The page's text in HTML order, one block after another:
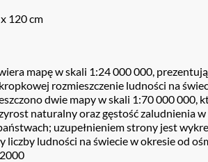
120 cm
mapę w skali 1:24 000 000,
rozmieszczenie ludności na
dwie mapy w skali 1:70 000 000,
naturalny oraz gęstość zaludnienia w
uzupełnieniem strony jest
liczby ludności na świecie w okresie od